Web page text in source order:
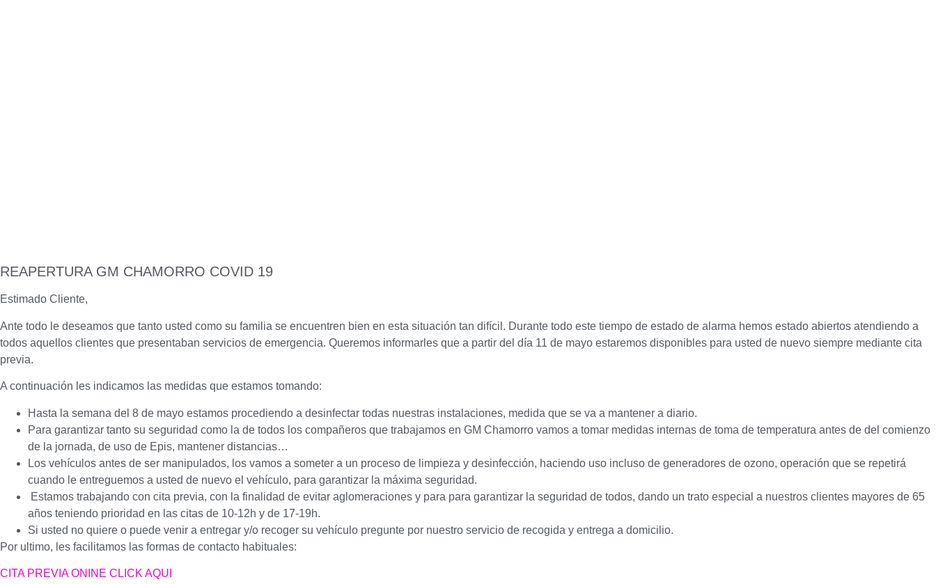
REAPERTURA GM CHAMORRO COVID 19
Estimado Cliente,
Ante todo le deseamos que tanto usted como su familia se encuentren bien en esta situación tan difícil. Durante todo este tiempo de estado de alarma hemos estado abiertos atendiendo a
todos aquellos clientes que presentaban servicios de emergencia. Queremos informarles que a partir del día 11 de mayo estaremos disponibles para usted de nuevo siempre mediante cita
previa.
A continuación les indicamos las medidas que estamos tomando:
Hasta la semana del 8 de mayo estamos procediendo a desinfectar todas nuestras instalaciones, medida que se va a mantener a diario.
Para garantizar tanto su seguridad como la de todos los compañeros que trabajamos en GM Chamorro vamos a tomar medidas internas de toma de temperatura antes de del comienzo
de la jornada, de uso de Epis, mantener distancias…
Los vehículos antes de ser manipulados, los vamos a someter a un proceso de limpieza y desinfección, haciendo uso incluso de generadores de ozono, operación que se repetirá
cuando le entreguemos a usted de nuevo el vehículo, para garantizar la máxima seguridad.
Estamos trabajando con cita previa, con la finalidad de evitar aglomeraciones y para para garantizar la seguridad de todos, dando un trato especial a nuestros clientes mayores de 65
años teniendo prioridad en las citas de 10-12h y de 17-19h.
Si usted no quiere o puede venir a entregar y/o recoger su vehículo pregunte por nuestro servicio de recogida y entrega a domicilio.
Por ultimo, les facilitamos las formas de contacto habituales:
CITA PREVIA ONINE CLICK AQUI